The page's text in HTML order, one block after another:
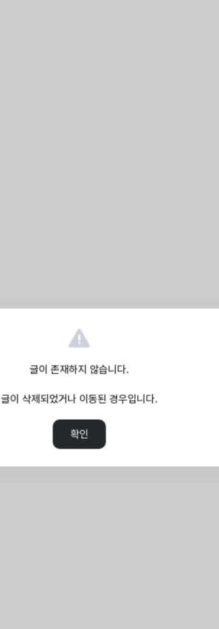
글이 존재하지 않습니다.
글이 삭제되었거나 이동된 경우입니다.
확인